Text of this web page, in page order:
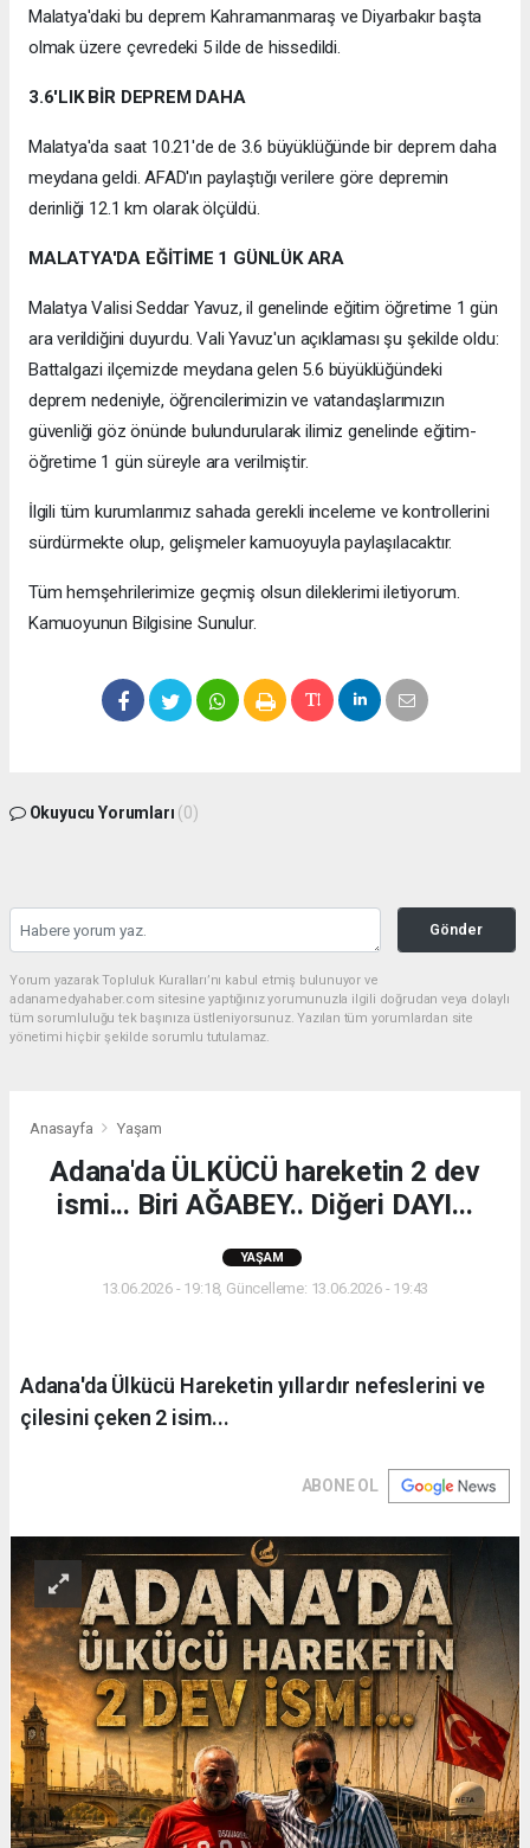
Malatya'daki bu deprem Kahramanmaraş ve Diyarbakır başta
olmak üzere çevredeki 5 ilde de hissedildi.
3.6'LIK BİR DEPREM DAHA
Malatya'da saat 10.21'de de 3.6 büyüklüğünde bir deprem daha
meydana geldi. AFAD'ın paylaştığı verilere göre depremin
derinliği 12.1 km olarak ölçüldü.
MALATYA'DA EĞİTİME 1 GÜNLÜK ARA
Malatya Valisi Seddar Yavuz, il genelinde eğitim öğretime 1 gün
ara verildiğini duyurdu. Vali Yavuz'un açıklaması şu şekilde oldu:
Battalgazi ilçemizde meydana gelen 5.6 büyüklüğündeki
deprem nedeniyle, öğrencilerimizin ve vatandaşlarımızın
güvenliği göz önünde bulundurularak ilimiz genelinde eğitim-
öğretime 1 gün süreyle ara verilmiştir.
İlgili tüm kurumlarımız sahada gerekli inceleme ve kontrollerini
sürdürmekte olup, gelişmeler kamuoyuyla paylaşılacaktır.
Tüm hemşehrilerimize geçmiş olsun dileklerimi iletiyorum.
Kamuoyunun Bilgisine Sunulur.
Okuyucu Yorumları (0)
Gönder
Yorum yazarak Topluluk Kuralları’nı kabul etmiş bulunuyor ve
adanamedyahaber.com sitesine yaptığınız yorumunuzla ilgili doğrudan veya dolaylı
tüm sorumluluğu tek başınıza üstleniyorsunuz. Yazılan tüm yorumlardan site
yönetimi hiçbir şekilde sorumlu tutulamaz.
Anasayfa Yaşam
Adana'da ÜLKÜCÜ hareketin 2 dev
ismi... Biri AĞABEY.. Diğeri DAYI...
YAŞAM
13.06.2026 - 19:18, Güncelleme: 13.06.2026 - 19:43
Adana'da Ülkücü Hareketin yıllardır nefeslerini ve
çilesini çeken 2 isim...
ABONE OL